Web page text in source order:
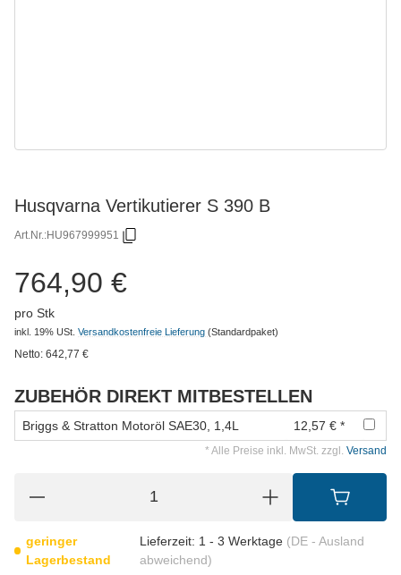
Husqvarna Vertikutierer S 390 B
Art.Nr.:HU967999951
764,90 €
pro Stk
inkl. 19% USt. Versandkostenfreie Lieferung (Standardpaket)
Netto: 642,77 €
ZUBEHÖR DIREKT MITBESTELLEN
Briggs & Stratton Motoröl SAE30, 1,4L 12,57 € *
* Alle Preise inkl. MwSt. zzgl. Versand
geringer
Lagerbestand
Lieferzeit: 1 - 3 Werktage (DE - Ausland
abweichend)